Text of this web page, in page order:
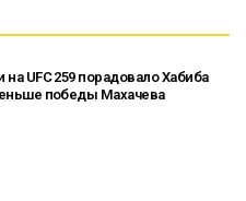
UFC 259 порадовало Хабиба
победы Махачева